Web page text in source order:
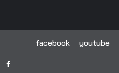
facebook youtube
facebook